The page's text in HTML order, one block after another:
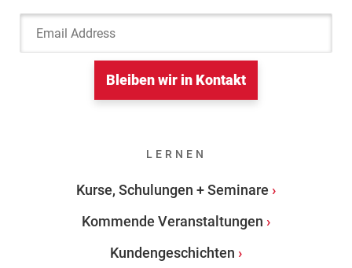
Email Address
Bleiben wir in Kontakt
LERNEN
Kurse, Schulungen + Seminare
Kommende Veranstaltungen
Kundengeschichten